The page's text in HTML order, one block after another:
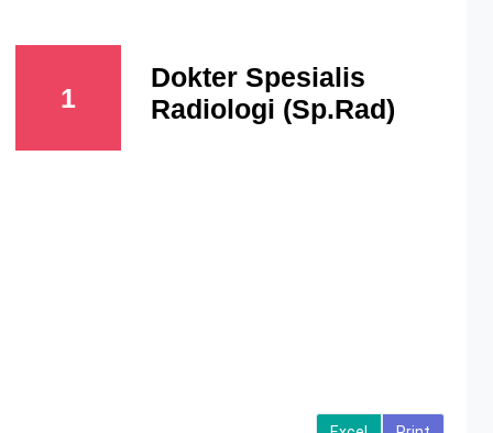
1
Dokter Spesialis
Radiologi (Sp.Rad)